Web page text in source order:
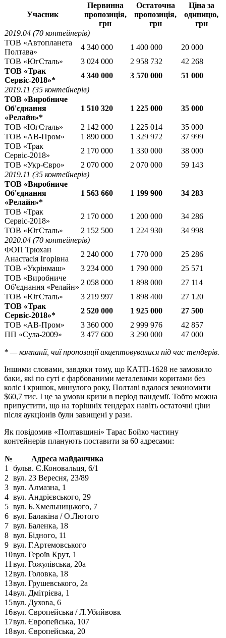
Учасник
Первинна
пропозиція,
грн
Остаточна
пропозиція,
грн
Ціна за
одиницю,
грн
2019.04 (70 контейнерів)
ТОВ «Автопланета
Полтава»
4 340 000 1 400 000
20 000
ТОВ «ЮгСталь»
3 024 000 2 958 732
42 268
ТОВ «Трак
Сервіс-2018»*
4 340 000 3 570 000
51 000
2019.11 (35 контейнерів)
ТОВ «Виробниче
Об'єднання
«Релайн»*
1 510 320 1 225 000 35 000
ТОВ «ЮгСталь» 2 142 000 1 225 014
35 000
ТОВ «АВ-Пром»
1 890 000 1 329 972
37 999
ТОВ «Трак
Сервіс-2018»
2 170 000 1 330 000
38 000
ТОВ «Укр-Євро»
2 070 000 2 070 000
59 143
2019.11 (35 контейнерів)
ТОВ «Виробниче
Об'єднання
«Релайн»*
1 563 660 1 199 900 34 283
ТОВ «Трак
Сервіс-2018»
2 170 000 1 200 000
34 286
ТОВ «ЮгСталь»
2 152 500 1 224 930
34 998
2020.04 (70 контейнерів)
ФОП Трюхан
Анастасія Ігорівна
2 240 000 1 770 000
25 286
ТОВ «Укрінмаш»
3 234 000 1 790 000
25 571
ТОВ «Виробниче
Об'єднання «Релайн»
2 058 000 1 898 000
27 114
ТОВ «ЮгСталь»
3 219 997 1 898 400
27 120
ТОВ «Трак
Сервіс-2018»*
2 520 000 1 925 000
27 500
ТОВ «АВ-Пром»
3 360 000 2 999 976
42 857
ПП «Сула-2009»
3 477 600 3 290 000 47 000
* — компанії, чиї пропозиції акцептовувалися під час тендерів.
Іншими словами, завдяки тому, що КАТП-1628 не замовило
баки, які по суті є фарбованими металевими коритами без
коліс і кришок, минулого року, Полтаві вдалося зекономити
$60,7 тис. І це за умови кризи в період пандемії. Тобто можна
припустити, що на торішніх тендерах навіть остаточні ціни
після аукціонів були завищені у рази.
Як повідомив «Полтавщині» Тарас Бойко частину
контейнерів планують поставити за 60 адресами:
№
Адреса майданчика
1
бульв. Є.Коновальця, 6/1
2 вул. 23 Вересня, 23/89
3 вул. Алмазна, 1
4 вул. Андрієвського, 29
5 вул. Б.Хмельницького, 7
6 вул. Балакіна / О.Лютого
7 вул. Баленка, 18
8 вул. Бідного, 11
9 вул. Г.Артемовського
10вул. Героїв Крут, 1
11 вул. Гожулівська, 20а
12вул. Головка, 18
13вул. Грушевського, 2а
14вул. Дмітрієва, 1
15вул. Духова, 6
16вул. Європейська / Л.Убийвовк
17вул. Європейська, 107
18вул. Європейська, 20